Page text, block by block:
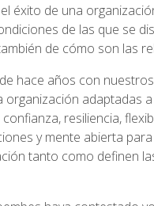
éxito de una
de las que se
de cómo son las
hace años con
adaptadas
resiliencia,
y mente abierta
tanto como definen